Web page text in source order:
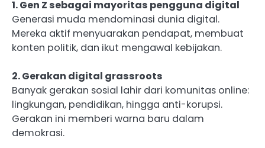
1. Gen Z sebagai mayoritas pengguna digital
Generasi muda mendominasi dunia digital.
Mereka aktif menyuarakan pendapat, membuat
konten politik, dan ikut mengawal kebijakan.
2. Gerakan digital grassroots
Banyak gerakan sosial lahir dari komunitas online:
lingkungan, pendidikan, hingga anti-korupsi.
Gerakan ini memberi warna baru dalam
demokrasi.